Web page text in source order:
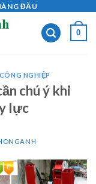
ĐẦU
0
NGHIỆP
chú ý khi
lực